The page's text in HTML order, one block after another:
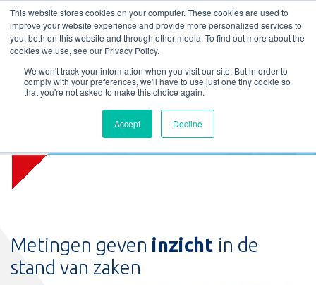
This website stores cookies on your computer. These cookies are used to
improve your website experience and provide more personalized services to
you, both on this website and through other media. To find out more about the
cookies we use, see our Privacy Policy.
We won't track your information when you visit our site. But in order to
comply with your preferences, we'll have to use just one tiny cookie so
that you're not asked to make this choice again.
Accept Decline
L T M P
Nulmetingen
Metingen geven inzicht in de
stand van zaken